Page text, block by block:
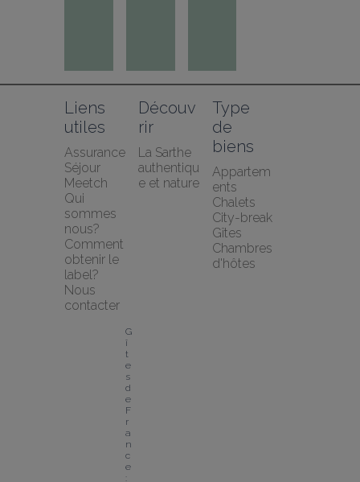
Liens
utiles
Assurance
Séjour
Meetch
Qui
sommes
nous?
Comment
obtenir le
label?
Nous
contacter
Découv
rir
La Sarthe
authentiqu
e et nature
Type
de
biens
Appartem
ents
Chalets
City-break
Gîtes
Chambres
d'hôtes
G
î
t
e
s
d
e
F
r
a
n
c
e
: